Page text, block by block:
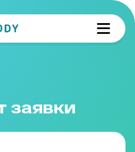
заявки